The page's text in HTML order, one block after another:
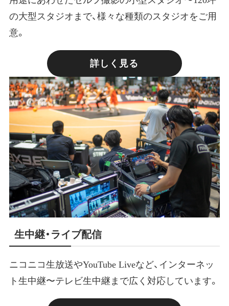
の大型スタジオまで、様々な種類のスタジオをご用
意。
詳しく見る
生中継・ライブ配信
ニコニコ生放送やYouTube Liveなど、インターネッ
ト生中継〜テレビ生中継まで広く対応しています。